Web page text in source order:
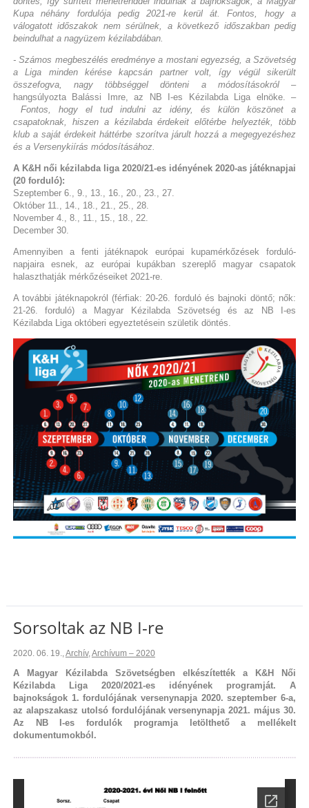
Kupa néhány fordulója pedig 2021-re kerül át. Fontos, hogy a
válogatott időszakok nem sérülnek, a következő időszakban pedig
beindulhat a nagyüzem kézilabdában.
- Számos megbeszélés eredménye a mostani egyezség, a Szövetség
a Liga minden kérése kapcsán partner volt, így végül sikerült
összefogva, nagy többséggel dönteni a módosításokról–
hangsúlyozta Balássi Imre, az NB I-es Kézilabda Liga elnöke. –
Fontos, hogy el tud indulni az idény, és külön köszönet a
csapatoknak, hiszen a kézilabda érdekeit előtérbe helyezték, több
klub a saját érdekeit háttérbe szorítva járult hozzá a megegyezéshez
és a Versenykiírás módosításához.
A K&H női kézilabda liga 2020/21-es idényének 2020-as játéknapjai
(20 forduló):
Szeptember 6., 9., 13., 16., 20., 23., 27.
Október 11., 14., 18., 21., 25., 28.
November 4., 8., 11., 15., 18., 22.
December 30.
Amennyiben a fenti játéknapok európai kupamérkőzések forduló-
napjaira esnek, az európai kupákban szereplő magyar csapatok
halaszthatják mérkőzéseiket 2021-re.
A további játéknapokról (férfiak: 20-26. forduló és bajnoki döntő; nők:
21-26. forduló) a Magyar Kézilabda Szövetség és az NB I-es
Kézilabda Liga októberi egyeztetésein születik döntés.
Sorsoltak az NB I-re
2020. 06. 19. Archív, Archívum – 2020
A Magyar Kézilabda Szövetségben elkészítették a K&H Női
Kézilabda Liga 2020/2021-es idényének programját. A
bajnokságok 1. fordulójának versenynapja 2020. szeptember 6-a,
az alapszakasz utolsó fordulójának versenynapja 2021. május 30.
Az NB I-es fordulók programja letölthető a mellékelt
dokumentumokból.